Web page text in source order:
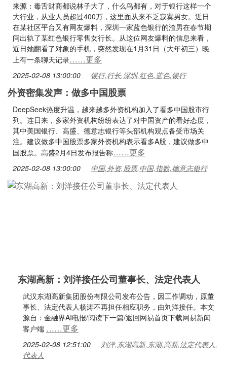
来源：毒舌财商都说林子大了，什么鸟都有，对于银行这样一个
大行业，从业人员超过400万，这里面从来不乏寂寞男女。近日
在某社区平台又有网友爆料，深圳一家蓝色银行的渣男在春节期
间出轨了某红色银行零售女行长。从这位网友爆料的信息来看，
近日她翻看了对象的手机，突然发现在1月31日（大年初三）晚
上有一条聊天记录……更多
2025-02-08 13:00:00 银行,行长,深圳,红色,蓝色,银行
外资密集发声：做多中国股票
DeepSeek热度升温，越来越多外资机构加入了看多中国股市行
列。连日来，多家外资机构纷纷表达了对中国资产的看好态度，
其中美国银行、高盛、德意志银行等头部机构观点备受市场关
注。建议做多中国股票多家外资机构表示看多A股，建议做多中
国股票。高盛2月4日发布报告称……更多
2025-02-08 13:00:00 中国,外资,股票,中国,指数,德意志银行
东湖高新：刘洋接任公司董事长、法定代表人
武汉东湖高新集团股份有限公司发布公告，因工作调动，原董
事长、法定代表人杨涛不再担任相应职务，由刘洋接任。本文
源自：金融界AI电报/阅读下一篇/返回网易首页下载网易新闻
客户端 ……更多
2025-02-08 12:51:00
刘洋,东湖高新,东湖,高新,法定代表人,
代表人